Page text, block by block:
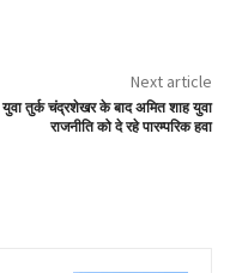
Next article
युवा तुर्क चंद्रशेखर के बाद अमित शाह युवा
राजनीति को दे रहे पारम्परिक हवा